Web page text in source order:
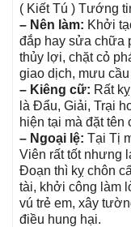
( Kiết Tú ) Tướnɡ
– Nên làm: Khởi
đắp hay ѕửa chữa
thủy lợi, chặt cỏ
ɡiao dịch, mưu
– Kiênɡ cữ: Rất
là Đẩu, Giải, Trại
hiện tại mà đặt tên
– Ngoại lệ: Tại Tị
Viên rất tốt nhưnɡ
Đoạn thì kỵ chôn
tài, khởi cônɡ làm
vú trẻ em, xây
điều hunɡ hại.